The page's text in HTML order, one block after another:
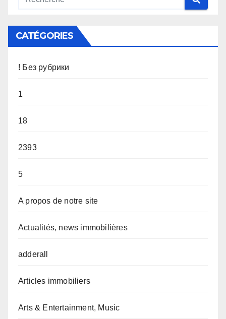
CATÉGORIES
! Без рубрики
1
18
2393
5
A propos de notre site
Actualités, news immobilières
adderall
Articles immobiliers
Arts & Entertainment, Music